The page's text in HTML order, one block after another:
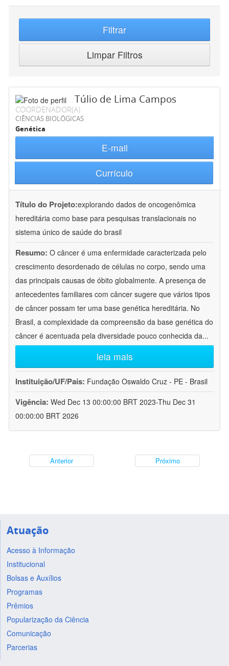
Filtrar
Limpar Filtros
Túlio de Lima Campos
COORDENADOR(A)
CIÊNCIAS BIOLÓGICAS
Genética
E-mail
Currículo
Título do Projeto:explorando dados de oncogenômica
hereditária como base para pesquisas translacionais no
sistema único de saúde do brasil
Resumo: O câncer é uma enfermidade caracterizada pelo
crescimento desordenado de células no corpo, sendo uma
das principais causas de óbito globalmente. A presença de
antecedentes familiares com câncer sugere que vários tipos
de câncer possam ter uma base genética hereditária. No
Brasil, a complexidade da compreensão da base genética do
câncer é acentuada pela diversidade pouco conhecida da...
leia mais
Instituição/UF/País: Fundação Oswaldo Cruz - PE - Brasil
Vigência: Wed Dec 13 00:00:00 BRT 2023-Thu Dec 31
00:00:00 BRT 2026
Anterior Próximo
Atuação
Acesso à Informação
Institucional
Bolsas e Auxílios
Programas
Prêmios
Popularização da Ciência
Comunicação
Parcerias